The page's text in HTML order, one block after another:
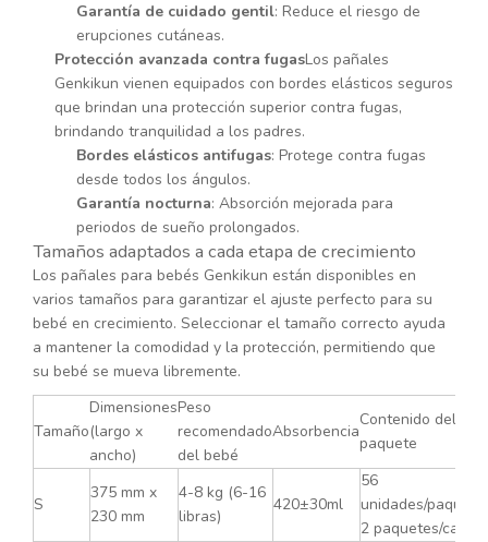
Garantía de cuidado gentil: Reduce el riesgo de
erupciones cutáneas.
Protección avanzada contra fugasLos pañales
Genkikun vienen equipados con bordes elásticos seguros
que brindan una protección superior contra fugas,
brindando tranquilidad a los padres.
Bordes elásticos antifugas: Protege contra fugas
desde todos los ángulos.
Garantía nocturna: Absorción mejorada para
periodos de sueño prolongados.
Tamaños adaptados a cada etapa de crecimiento
Los pañales para bebés Genkikun están disponibles en
varios tamaños para garantizar el ajuste perfecto para su
bebé en crecimiento. Seleccionar el tamaño correcto ayuda
a mantener la comodidad y la protección, permitiendo que
su bebé se mueva libremente.
Tamaño
Dimensiones
(largo x
ancho)
Peso
recomendado
del bebé
Absorbencia
Contenido del
paquete
S
375 mm x
230 mm
4-8 kg (6-16
libras)
420±30ml
56
unidades/paquete,
2 paquetes/caja